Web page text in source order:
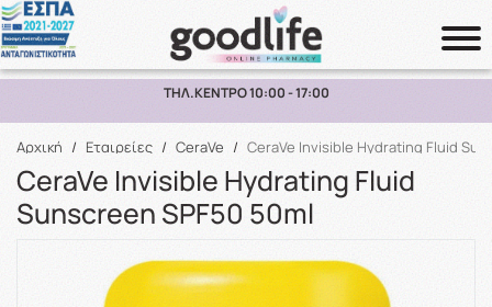
Αναζήτηση
ΠΑΡΑΛΑΒΗ ΑΠΟ ΤΟ ΚΑΤΑΣΤΗΜΑ ΑΝΩ ΤΩΝ 10€
Αρχική / Εταιρείες / CeraVe / CeraVe Invisible Hydrating Fluid
CeraVe Invisible Hydrating Fluid
Sunscreen SPF50 50ml